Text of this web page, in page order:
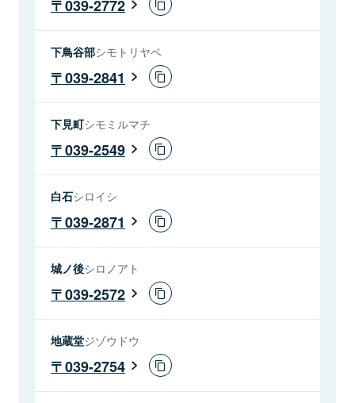
039-2772
下鳥谷部シモトリヤベ
039-2841
下見町シモミルマチ
039-2549
白石シロイシ
039-2871
城ノ後シロノアト
039-2572
地蔵堂ジゾウドウ
039-2754